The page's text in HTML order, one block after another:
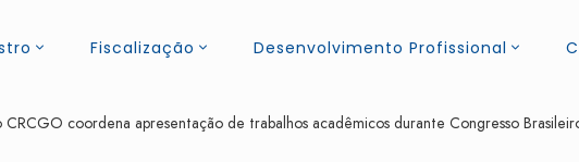
Fiscalização Desenvolvimento Profissional
coordena apresentação de trabalhos acadêmicos durante Congresso